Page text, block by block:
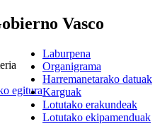
Vasco
egitura
Laburpena
Organigrama
Harremanetarako datuak
Karguak
Lotutako erakundeak
Lotutako ekipamenduak